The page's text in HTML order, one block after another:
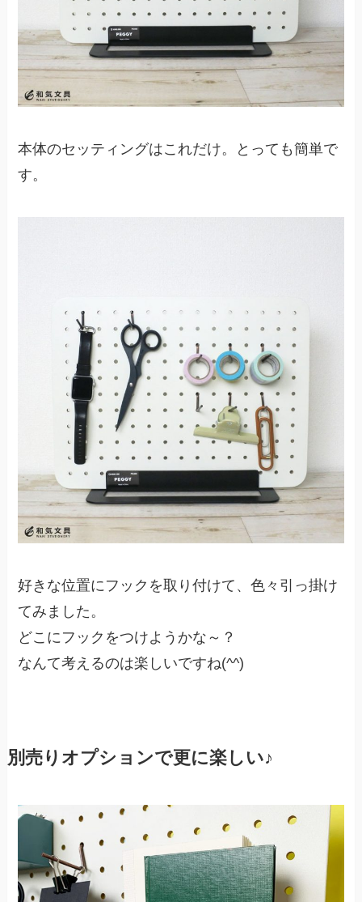
本体のセッティングはこれだけ。とっても簡単で
す。
好きな位置にフックを取り付けて、色々引っ掛け
てみました。
どこにフックをつけようかな～？
なんて考えるのは楽しいですね(^^)
別売りオプションで更に楽しい♪